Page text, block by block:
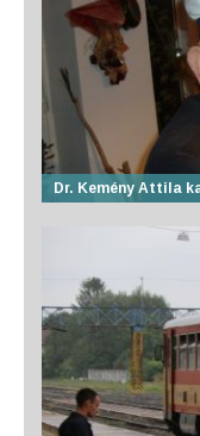
Dr. Kemény Attila